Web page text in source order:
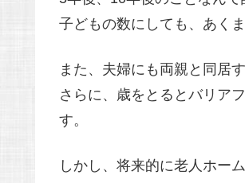
子どもの数にしても、あく
また、夫婦にも両親と同居
さらに、歳をとるとバリア
す。
しかし、将来的に老人ホー